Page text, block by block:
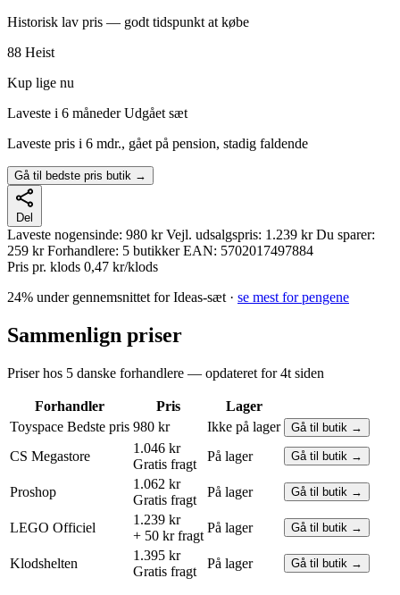
Historisk lav pris — godt tidspunkt at købe
88 Heist
Kup lige nu
Laveste i 6 måneder Udgået sæt
Laveste pris i 6 mdr., gået på pension, stadig faldende
Gå til bedste pris butik →
Del
Laveste nogensinde: 980 kr Vejl. udsalgspris: 1.239 kr Du sparer:
259 kr Forhandlere: 5 butikker EAN: 5702017497884
Pris pr. klods 0,47 kr/klods
24% under gennemsnittet for Ideas-sæt · se mest for pengene
Sammenlign priser
Priser hos 5 danske forhandlere — opdateret for 4t siden
Forhandler Pris
Lager
Toyspace Bedste pris 980 kr Ikke på lager Gå til butik →
CS Megastore
1.046 kr
Gratis fragt
På lager Gå til butik →
Proshop
1.062 kr
Gratis fragt
På lager Gå til butik →
LEGO Officiel
1.239 kr
+ 50 kr fragt
På lager Gå til butik →
Klodshelten
1.395 kr
Gratis fragt
På lager Gå til butik →